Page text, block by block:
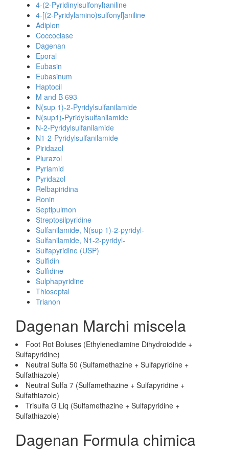
4-(2-Pyridinylsulfonyl)aniline
4-[(2-Pyridylamino)sulfonyl]aniline
Adiplon
Coccoclase
Dagenan
Eporal
Eubasin
Eubasinum
Haptocil
M and B 693
N(sup 1)-2-Pyridylsulfanilamide
N(sup1)-Pyridylsulfanilamide
N-2-Pyridylsulfanilamide
N1-2-Pyridylsulfanilamide
Piridazol
Plurazol
Pyriamid
Pyridazol
Relbapiridina
Ronin
Septipulmon
Streptosilpyridine
Sulfanilamide, N(sup 1)-2-pyridyl-
Sulfanilamide, N1-2-pyridyl-
Sulfapyridine (USP)
Sulfidin
Sulfidine
Sulphapyridine
Thioseptal
Trianon
Dagenan Marchi miscela
Foot Rot Boluses (Ethylenediamine Dihydroiodide +
Sulfapyridine)
Neutral Sulfa 50 (Sulfamethazine + Sulfapyridine +
Sulfathiazole)
Neutral Sulfa 7 (Sulfamethazine + Sulfapyridine +
Sulfathiazole)
Trisulfa G Liq (Sulfamethazine + Sulfapyridine +
Sulfathiazole)
Dagenan Formula chimica